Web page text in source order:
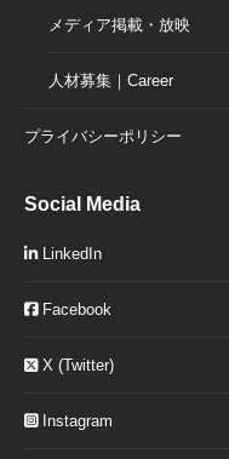
メディア掲載・放映
人材募集｜Career
プライバシーポリシー
Social Media
LinkedIn
Facebook
X (Twitter)
Instagram